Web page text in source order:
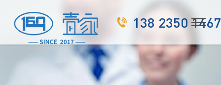
138 2350 1467